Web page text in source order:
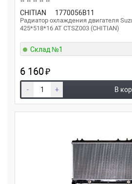
CHITIAN 1770056B11
Радиатор охлаждения двигателя
425*518*16 AT CTSZ003 (CHITIAN)
Склад №1
6 160₽
- + В